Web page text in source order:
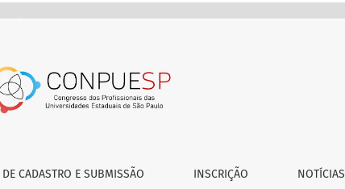
CADASTRO E SUBMISSÃO INSCRIÇÃO NOTÍCIAS